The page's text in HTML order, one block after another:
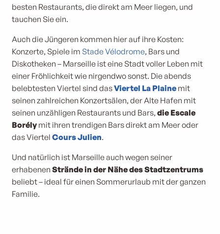
besten Restaurants, die direkt am Meer liegen, und
tauchen Sie ein.
Auch die Jüngeren kommen hier auf ihre Kosten:
Konzerte, Spiele im Stade Vélodrome, Bars und
Diskotheken – Marseille ist eine Stadt voller Leben mit
einer Fröhlichkeit wie nirgendwo sonst. Die abends
belebtesten Viertel sind dasViertel La Plaine mit
seinen zahlreichen Konzertsälen, der Alte Hafen mit
seinen unzähligen Restaurants und Bars, die Escale
Borély mit ihren trendigen Bars direkt am Meer oder
das Viertel Cours Julien.
Und natürlich ist Marseille auch wegen seiner
erhabenen Strände in der Nähe des Stadtzentrums
beliebt – ideal für einen Sommerurlaub mit der ganzen
Familie.